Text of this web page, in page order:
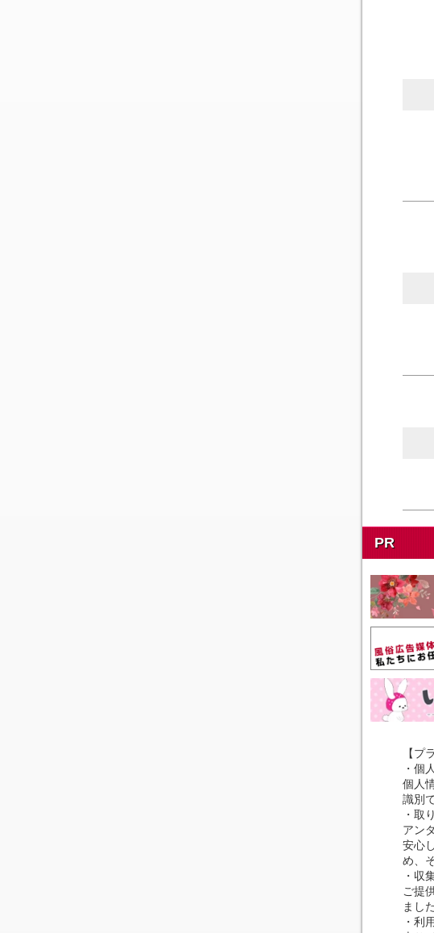
PR
【プ
・個
個人
識別
・取
アン
安心
め、
・収
ご提
まし
・利